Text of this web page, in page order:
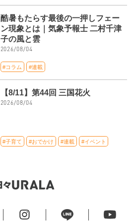
酷暑もたらす最後の一押しフェー
ン現象とは｜気象予報士 二村千津
子の風と雲
2026/08/04
#コラム #連載
【8/11】第44回 三国花火
2026/08/04
#子育て #おでかけ #連載 #イベント